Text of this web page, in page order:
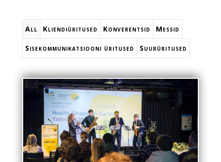
All Kliendiüritused Konverentsid Messid
Sisekommunikatsiooni üritused Suurüritused